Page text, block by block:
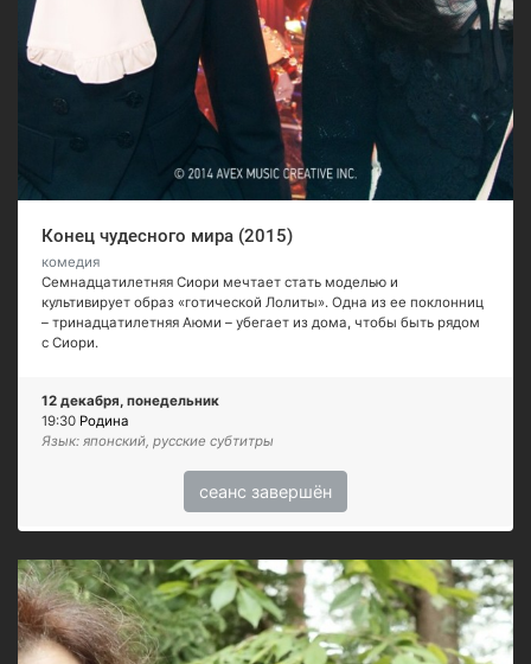
Конец чудесного мира (2015)
комедия
Семнадцатилетняя Сиори мечтает стать моделью и
культивирует образ «готической Лолиты». Одна из ее поклонниц
– тринадцатилетняя Аюми – убегает из дома, чтобы быть рядом
с Сиори.
12 декабря, понедельник
19:30 Родина
Язык: японский, русские субтитры
сеанс завершён